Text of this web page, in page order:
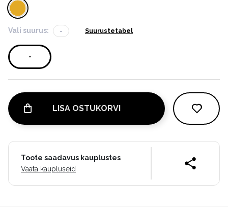
Vali suurus: - Suurustetabel
-
LISA OSTUKORVI
Toote saadavus kauplustes
Vaata kaupluseid